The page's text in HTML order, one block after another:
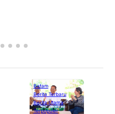
Batam
Berita Terbaru
Berita Utama
Terpopuler